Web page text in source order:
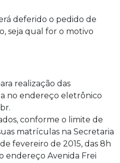
deferido o pedido de
seja qual for o motivo
realização das
no endereço eletrônico
conforme o limite de
matrículas na Secretaria
fevereiro de 2015, das 8h
endereço Avenida Frei